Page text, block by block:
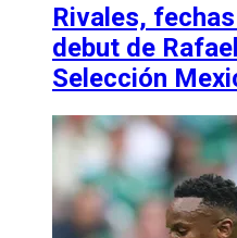
Rivales,
debut de
Selección